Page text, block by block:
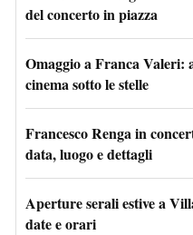
del concerto in piazza
Omaggio a Franca Valeri:
cinema sotto le stelle
Francesco Renga in
data, luogo e dettagli
Aperture serali estive a
date e orari